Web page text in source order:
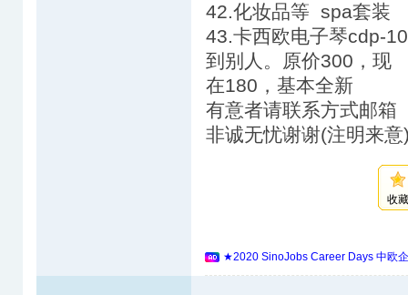
42.化妆品等 spa套装
43.卡西欧电子琴cdp-
到别人。原价300，现
在180，基本全新
有意者请联系方式邮箱
非诚无忧谢谢(注明来意
收
★2020 SinoJobs Career Days 中欧